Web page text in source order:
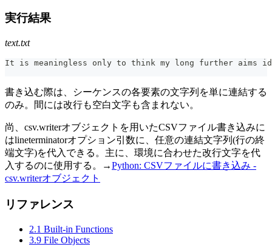
実行結果
text.txt
It is meaningless only to think my long further aims
書き込む際は、シーケンスの各要素の文字列を単に連結する
のみ。間には改行も空白文字も含まれない。
尚、csv.writerオブジェクトを用いたCSVファイル書き込みに
はlineterminatorオプション引数に、任意の連結文字列(行の終
端文字)を代入できる。主に、環境に合わせた改行文字を代
入するのに使用する。→Python: CSVファイルに書き込み -
csv.writerオブジェクト
リファレンス
2.1 Built-in Functions
3.9 File Objects